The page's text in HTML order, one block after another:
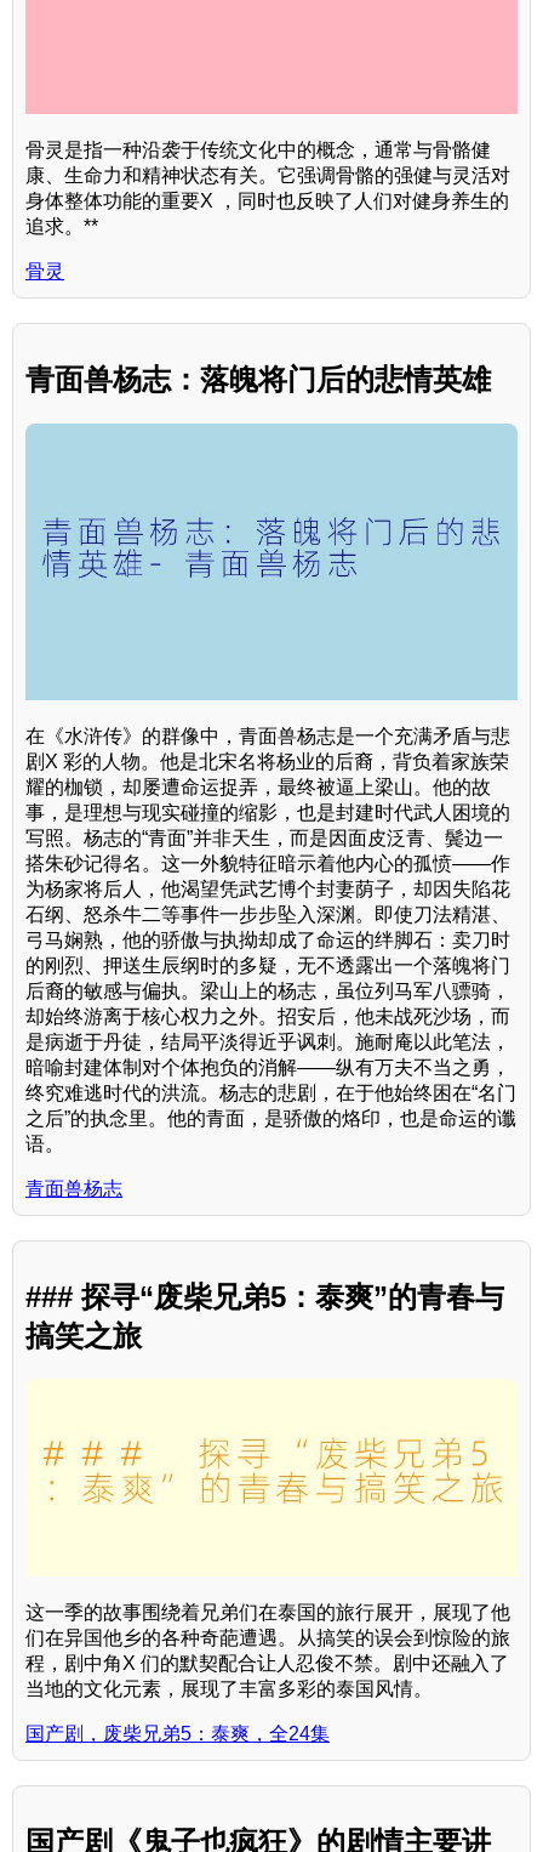
骨灵是指一种沿袭于传统文化中的概念，通常与骨骼健
康、生命力和精神状态有关。它强调骨骼的强健与灵活对
身体整体功能的重要X ，同时也反映了人们对健身养生的
追求。**
骨灵
青面兽杨志：落魄将门后的悲情英雄
在《水浒传》的群像中，青面兽杨志是一个充满矛盾与悲
剧X 彩的人物。他是北宋名将杨业的后裔，背负着家族荣
耀的枷锁，却屡遭命运捉弄，最终被逼上梁山。他的故
事，是理想与现实碰撞的缩影，也是封建时代武人困境的
写照。杨志的“青面”并非天生，而是因面皮泛青、鬓边一
搭朱砂记得名。这一外貌特征暗示着他内心的孤愤——作
为杨家将后人，他渴望凭武艺博个封妻荫子，却因失陷花
石纲、怒杀牛二等事件一步步坠入深渊。即使刀法精湛、
弓马娴熟，他的骄傲与执拗却成了命运的绊脚石：卖刀时
的刚烈、押送生辰纲时的多疑，无不透露出一个落魄将门
后裔的敏感与偏执。梁山上的杨志，虽位列马军八骠骑，
却始终游离于核心权力之外。招安后，他未战死沙场，而
是病逝于丹徒，结局平淡得近乎讽刺。施耐庵以此笔法，
暗喻封建体制对个体抱负的消解——纵有万夫不当之勇，
终究难逃时代的洪流。杨志的悲剧，在于他始终困在“名门
之后”的执念里。他的青面，是骄傲的烙印，也是命运的谶
语。
青面兽杨志
### 探寻“废柴兄弟5：泰爽”的青春与
搞笑之旅
这一季的故事围绕着兄弟们在泰国的旅行展开，展现了他
们在异国他乡的各种奇葩遭遇。从搞笑的误会到惊险的旅
程，剧中角X 们的默契配合让人忍俊不禁。剧中还融入了
当地的文化元素，展现了丰富多彩的泰国风情。
国产剧，废柴兄弟5：泰爽，全24集
国产剧《鬼子也疯狂》的剧情主要讲